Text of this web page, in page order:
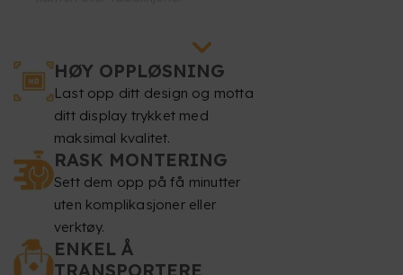
bunnen og 30 mm fra toppen av designet. Denne delen vil
for det meste være rullet inn i stativet og vil ikke være
synlig.
Oppløsning : minst 150 dpi.
Fargemodus: CMYK.
Filformat: PDF i målestokk 1:1 (uten passord).
HØY OPPLØSNING
Last opp ditt design og motta
ditt display trykket med
maksimal kvalitet.
RASK MONTERING
Sett dem opp på få minutter
uten komplikasjoner eller
verktøy.
ENKEL Å
TRANSPORTERE